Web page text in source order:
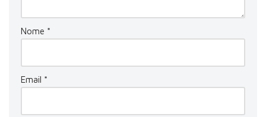
Nome *
Email *